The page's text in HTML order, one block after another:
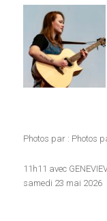
Photos par : Photos
11h11 avec
samedi 23 mai 2026